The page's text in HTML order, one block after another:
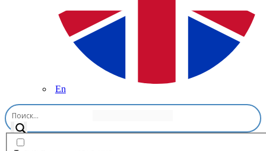
En
Главная
Татьяной-Марией